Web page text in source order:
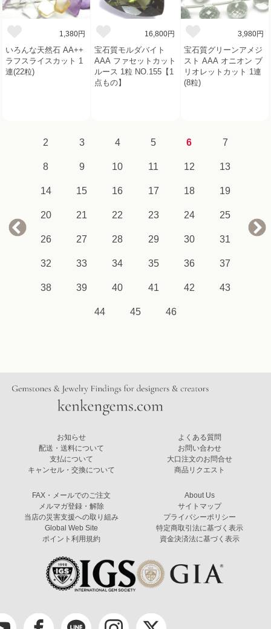
1,380円
いろんな天然石 AA++
ラフスライスカット 1
連(22粒)
16,800円
宝石質モルダバイト
AAA ファセットカット
ルース 1粒 NO.155【1
点もの】
3,980円
宝石質グリーンアメジ
スト AAA オニオン ブ
リオレットカット 1連
(8粒)
2 3 4 5 6 7
8 9 10 11 12 13
14 15 16 17 18 19
20 21 22 23 24 25
26 27 28 29 30 31
32 33 34 35 36 37
38 39 40 41 42 43
44 45 46
お知らせ
配送・送料について
支払について
キャンセル・交換について
よくある質問
お問い合わせ
大口注文のお問合せ
商品リクエスト
FAX・メールでのご注文
メルマガ登録・解除
当店の災害支援への取り組み
Global Web Site
ポイント利用規約
About Us
サイトマップ
プライバシーポリシー
特定商取引法に基づく表示
資金決済法に基づく表示